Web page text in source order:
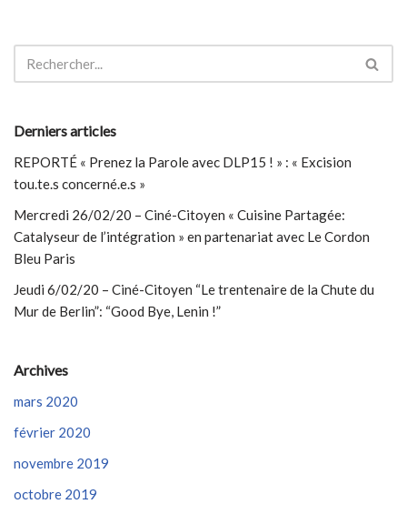
Derniers articles
REPORTÉ « Prenez la Parole avec DLP15 ! » : « Excision
tou.te.s concerné.e.s »
Mercredi 26/02/20 – Ciné-Citoyen « Cuisine Partagée:
Catalyseur de l’intégration » en partenariat avec Le Cordon
Bleu Paris
Jeudi 6/02/20 – Ciné-Citoyen “Le trentenaire de la Chute du
Mur de Berlin”: “Good Bye, Lenin !”
Archives
mars 2020
février 2020
novembre 2019
octobre 2019